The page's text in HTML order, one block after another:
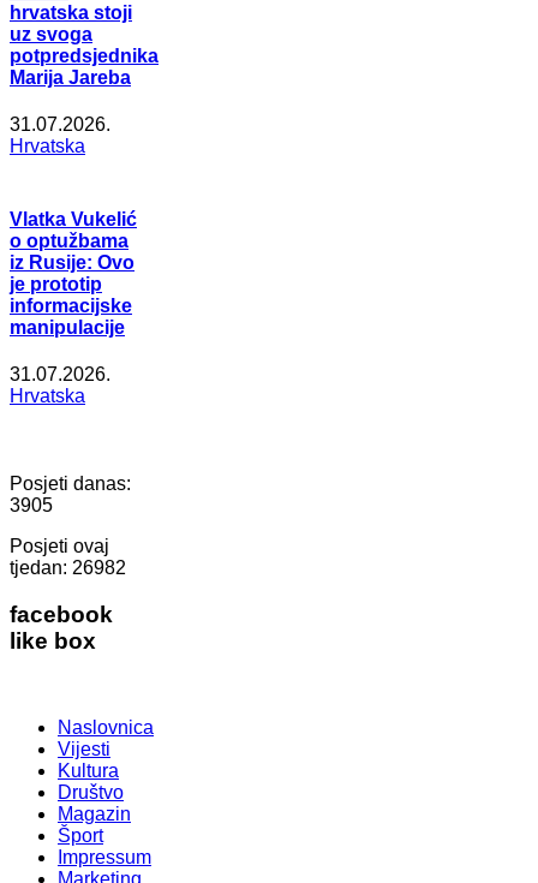
hrvatska stoji
uz svoga
potpredsjednika
Marija Jareba
31.07.2026.
Hrvatska
Vlatka Vukelić
o optužbama
iz Rusije: Ovo
je prototip
informacijske
manipulacije
31.07.2026.
Hrvatska
Posjeti danas:
3905
Posjeti ovaj
tjedan: 26982
facebook
like box
Naslovnica
Vijesti
Kultura
Društvo
Magazin
Šport
Impressum